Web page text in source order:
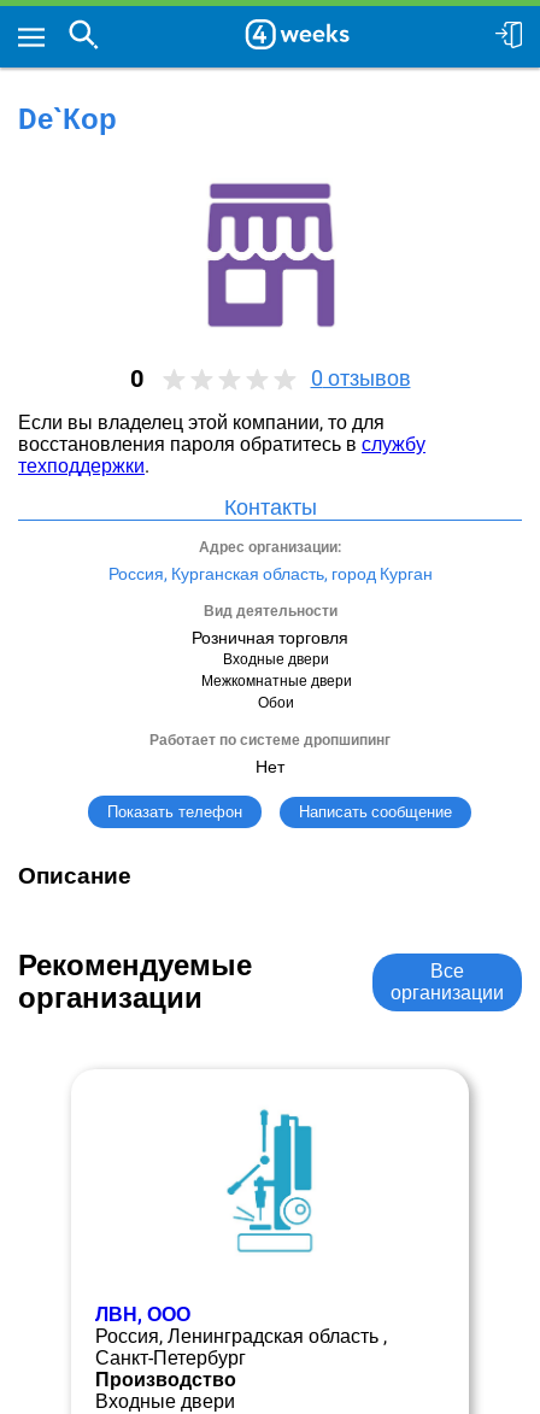
Dе`Кор
0 0 отзывов
Если вы владелец этой компании, то для
восстановления пароля обратитесь в службу
техподдержки.
Контакты
Адрес организации:
Россия, Курганская область, город Курган
Вид деятельности
Розничная торговля
Входные двери
Межкомнатные двери
Обои
Работает по системе дропшипинг
Нет
Показать телефон Написать сообщение
Описание
Рекомендуемые
организации
Все
организации
ЛВН, ООО
Россия, Ленинградская область ,
Санкт-Петербург
Производство
Входные двери